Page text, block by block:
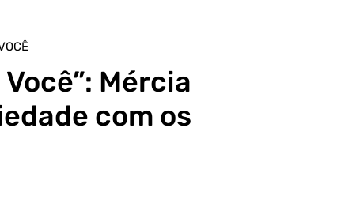
Mércia
com os